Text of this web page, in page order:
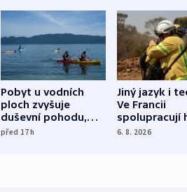
Pobyt u vodních
ploch zvyšuje
duševní pohodu,
ukázala
před 17h
Jiný jazyk i
Ve Francii
spolupracují
různých zemí
6. 8. 2026